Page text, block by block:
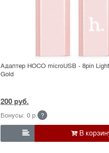
Адаптер HOCO microUSB - 8pin
Gold
200 руб.
Бонусы: 0 р. ?
